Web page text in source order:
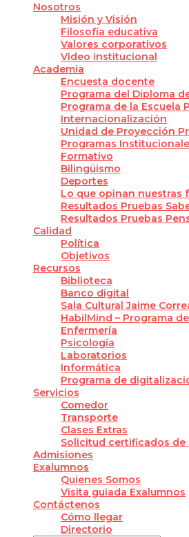
Nosotros
Misión y Visión
Filosofía educativa
Valores corporativos
Video institucional
Academia
Encuesta docente
Programa del Diploma
Programa de la Escuela
Internacionalización
Unidad de Proyección
Programas
Formativo
Bilingüismo
Deportes
Lo que opinan nuestras
Resultados Pruebas
Resultados Pruebas
Calidad
Política
Objetivos
Recursos
Biblioteca
Banco digital
Sala Cultural Jaime
HabilMind – Programa
Enfermería
Psicología
Laboratorios
Informática
Programa de
Servicios
Comedor
Transporte
Clases Extras
Solicitud certificados de
Admisiones
Exalumnos
Quienes Somos
Visita guiada Exalumnos
Contáctenos
Cómo llegar
Directorio